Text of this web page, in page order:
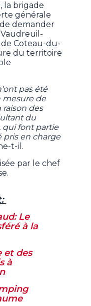
la brigade
générale
demander
Vaudreuil-
Coteau-du-
du territoire
pas été
mesure de
des
du
qui font partie
pris en charge
t-il.
par le chef
Le
à la
et des
à